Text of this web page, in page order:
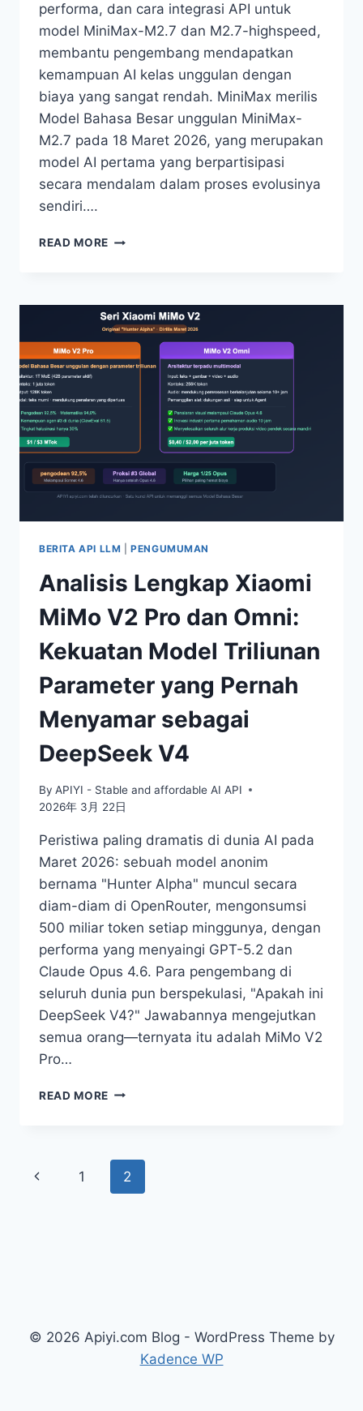
performa, dan cara integrasi API untuk
model MiniMax-M2.7 dan M2.7-highspeed,
membantu pengembang mendapatkan
kemampuan AI kelas unggulan dengan
biaya yang sangat rendah. MiniMax merilis
Model Bahasa Besar unggulan MiniMax-
M2.7 pada 18 Maret 2026, yang merupakan
model AI pertama yang berpartisipasi
secara mendalam dalam proses evolusinya
sendiri….
READ MORE MENGUASAI
MINIMAX-
M2.7:
PARAMETER
10B
MENCAPAI
PERFORMA
UNGGULAN,
HARGA
SERENDAH
DARI
OPUS
BERITA API LLM |PENGUMUMAN
Analisis Lengkap Xiaomi
MiMo V2 Pro dan Omni:
Kekuatan Model Triliunan
Parameter yang Pernah
Menyamar sebagai
DeepSeek V4
By APIYI - Stable and affordable AI API
2026年 3月 22日
Peristiwa paling dramatis di dunia AI pada
Maret 2026: sebuah model anonim
bernama "Hunter Alpha" muncul secara
diam-diam di OpenRouter, mengonsumsi
500 miliar token setiap minggunya, dengan
performa yang menyaingi GPT-5.2 dan
Claude Opus 4.6. Para pengembang di
seluruh dunia pun berspekulasi, "Apakah ini
DeepSeek V4?" Jawabannya mengejutkan
semua orang—ternyata itu adalah MiMo V2
Pro…
READ MORE ANALISIS
V2
PRO
DAN
MENYAMAR
SEBAGAI
DEEPSEEK
Page
Previous
1 2
© 2026 Apiyi.com Blog - WordPress Theme by
Kadence WP